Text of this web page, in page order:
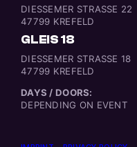
DIESSEMER STRASSE 22
47799 KREFELD
GLEIS 18
DIESSEMER STRASSE 18
47799 KREFELD
DAYS / DOORS:
DEPENDING ON EVENT